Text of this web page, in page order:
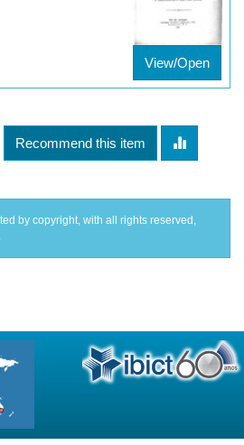
View/Open
Recommend this item
by copyright, with all rights reserved,